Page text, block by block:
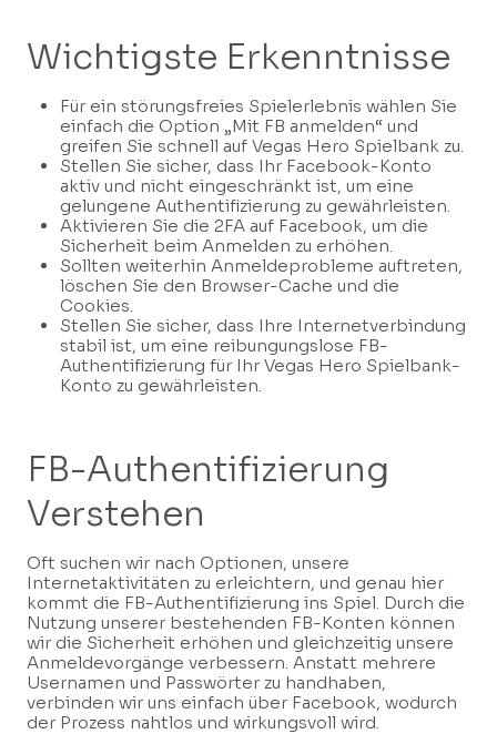
Wichtigste Erkenntnisse
Für ein störungsfreies Spielerlebnis wählen Sie
einfach die Option „Mit FB anmelden“ und
greifen Sie schnell auf Vegas Hero Spielbank zu.
Stellen Sie sicher, dass Ihr Facebook-Konto
aktiv und nicht eingeschränkt ist, um eine
gelungene Authentifizierung zu gewährleisten.
Aktivieren Sie die 2FA auf Facebook, um die
Sicherheit beim Anmelden zu erhöhen.
Sollten weiterhin Anmeldeprobleme auftreten,
löschen Sie den Browser-Cache und die
Cookies.
Stellen Sie sicher, dass Ihre Internetverbindung
stabil ist, um eine reibungungslose FB-
Authentifizierung für Ihr Vegas Hero Spielbank-
Konto zu gewährleisten.
FB-Authentifizierung
Verstehen
Oft suchen wir nach Optionen, unsere
Internetaktivitäten zu erleichtern, und genau hier
kommt die FB-Authentifizierung ins Spiel. Durch die
Nutzung unserer bestehenden FB-Konten können
wir die Sicherheit erhöhen und gleichzeitig unsere
Anmeldevorgänge verbessern. Anstatt mehrere
Usernamen und Passwörter zu handhaben,
verbinden wir uns einfach über Facebook, wodurch
der Prozess nahtlos und wirkungsvoll wird.